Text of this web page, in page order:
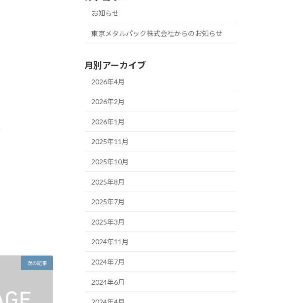
次の記事
お知らせ
東京メタルパック株式会社からのお知らせ
月別アーカイブ
2026年4月
2026年2月
2026年1月
2025年11月
2025年10月
2025年8月
2025年7月
2025年3月
2024年11月
2024年7月
2024年6月